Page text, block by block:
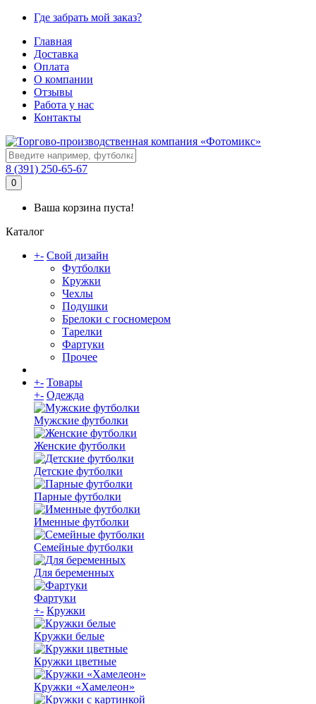
Где забрать мой заказ?
Главная
Доставка
Оплата
О компании
Отзывы
Работа у нас
Контакты
8 (391) 250-65-67
0
Ваша корзина пуста!
Каталог
+- Свой дизайн
Футболки
Кружки
Чехлы
Подушки
Брелоки с госномером
Тарелки
Фартуки
Прочее
+- Товары
+- Одежда
Мужские футболки
Женские футболки
Детские футболки
Парные футболки
Именные футболки
Семейные футболки
Для беременных
Фартуки
+- Кружки
Кружки белые
Кружки цветные
Кружки «Хамелеон»